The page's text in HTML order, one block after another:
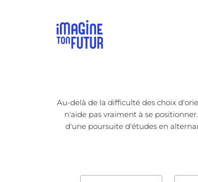
Au-delà de la difficulté des choix
n'aide pas vraiment à se
d'une poursuite d'études en